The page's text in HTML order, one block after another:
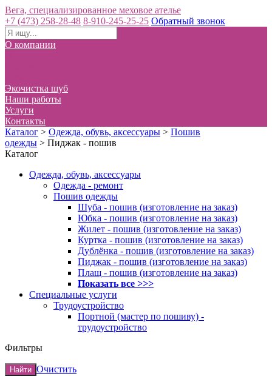
Вега, специализированное меховое ателье
+7 (473) 258-28-48 8-910-245-25-25 Обратный звонок
О компании
Экочистка шуб
Наши работы
Услуги
Контакты
Каталог > Одежда, обувь, аксессуары > Пошив
одежды > Пиджак - пошив
Каталог
Одежда, обувь, аксессуары
Одежда - ремонт
Пошив одежды
Шуба - пошив (изготовление на заказ)
Юбка - пошив (изготовление на заказ)
Жилет - пошив (изготовление на заказ)
Куртка - пошив (изготовление на заказ)
Дублёнка - пошив (изготовление на заказ)
Пиджак - пошив (изготовление на заказ)
Плащ - пошив (изготовление на заказ)
Показать все >>>
Специальные услуги
Трудоустройство
Портной (мастер по пошиву) -
трудоустройство
Фильтры
Найти Очистить